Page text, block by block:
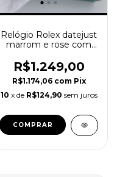
Relógio Rolex datejust
marrom e rose com
R$1.249,00
R$1.174,06 com Pix
10 x de R$124,90 sem juros